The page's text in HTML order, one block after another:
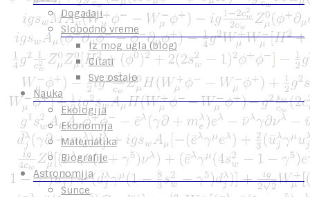
Događaji
Slobodno vreme
Iz mog ugla (blog)
Citati
Sve ostalo
Nauka
Ekologija
Ekonomija
Matematika
Biografije
Astronomija
Sunce